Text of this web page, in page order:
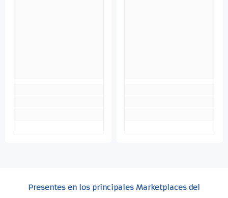
Presentes en los principales Marketplaces del